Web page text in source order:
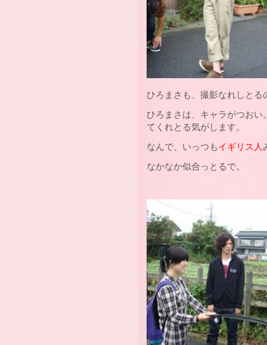
ひろまさも、撮影なれしとる
ひろまさは、キャラがつお
てくれとる気がします。
なんで、いっつもイギリス人
なかなか似合っとるで。